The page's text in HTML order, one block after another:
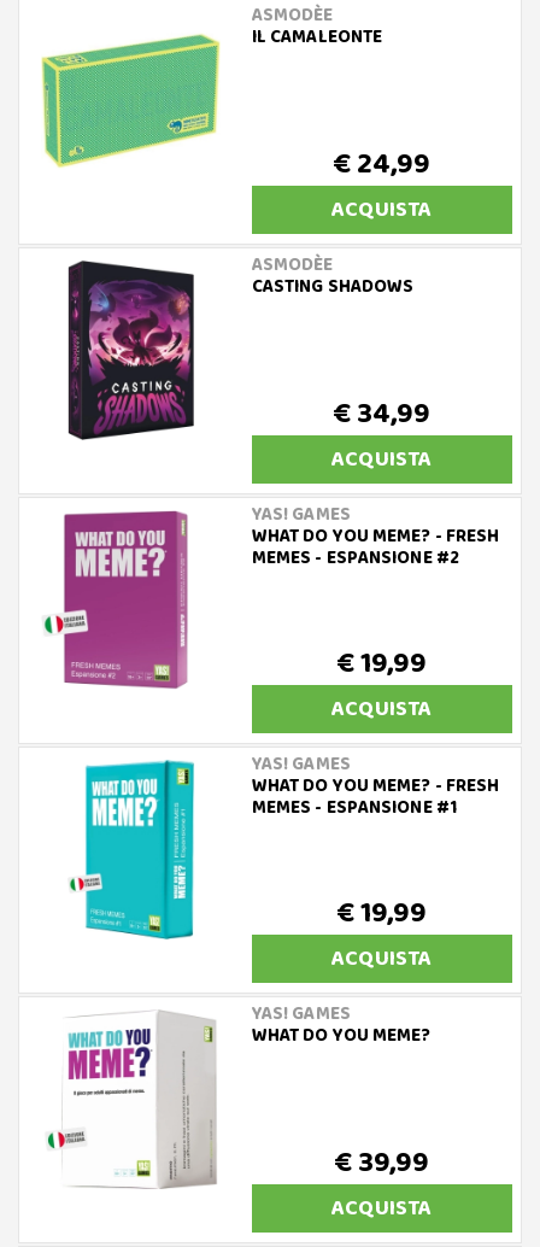
ASMODÈE
IL CAMALEONTE
€ 24,99
ACQUISTA
ASMODÈE
CASTING SHADOWS
€ 34,99
ACQUISTA
YAS! GAMES
WHAT DO YOU MEME? - FRESH
MEMES - ESPANSIONE #2
€ 19,99
ACQUISTA
YAS! GAMES
WHAT DO YOU MEME? - FRESH
MEMES - ESPANSIONE #1
€ 19,99
ACQUISTA
YAS! GAMES
WHAT DO YOU MEME?
€ 39,99
ACQUISTA